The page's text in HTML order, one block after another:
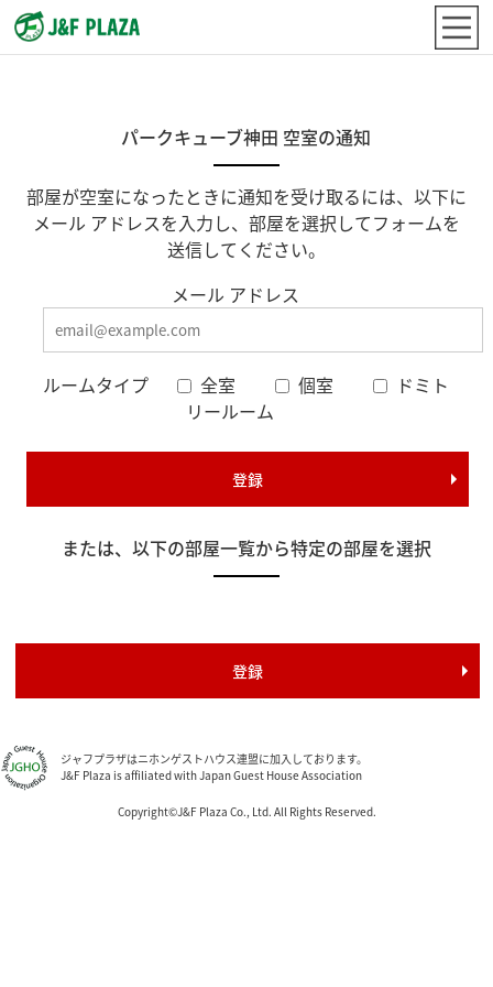
パークキューブ神田 空室の通知
部屋が空室になったときに通知を受け取るには、以下に
メール アドレスを入力し、部屋を選択してフォームを
送信してください。
メール アドレス
ルームタイプ 全室 個室
ドミト
リールーム
または、以下の部屋一覧から特定の部屋を選択
ジャフプラザはニホンゲストハウス連盟に加入しております。
J&F Plaza is affiliated with Japan Guest House Association
Copyright©J&F Plaza Co., Ltd. All Rights Reserved.